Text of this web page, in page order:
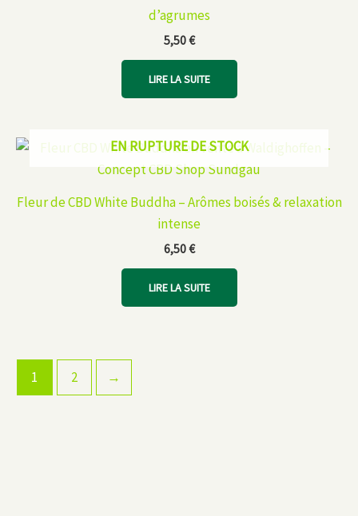
d’agrumes
5,50€
LIRE LA SUITE
EN RUPTURE DE STOCK
Fleur de CBD White Buddha – Arômes boisés & relaxation
intense
6,50€
LIRE LA SUITE
1 2 →